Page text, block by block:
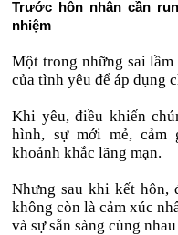
Trước hôn nhân cần
nhiệm
Một trong những sai
của tình yêu để áp dụng
Khi yêu, điều khiến
hình, sự mới mẻ, cảm
khoảnh khắc lãng mạn.
Nhưng sau khi kết
không còn là cảm xúc
và sự sẵn sàng cùng